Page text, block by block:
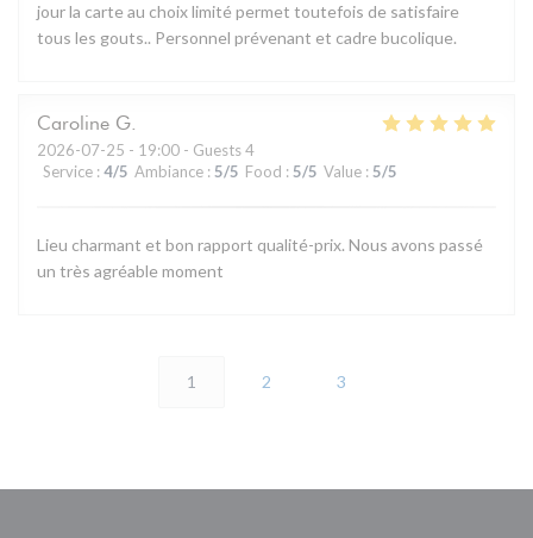
jour la carte au choix limité permet toutefois de satisfaire
tous les gouts.. Personnel prévenant et cadre bucolique.
Caroline G
2026-07-25 - 19:00 - Guests 4
Service : 4/5 Ambiance : 5/5 Food : 5/5 Value : 5/5
Lieu charmant et bon rapport qualité-prix. Nous avons passé
un très agréable moment
1 2 3